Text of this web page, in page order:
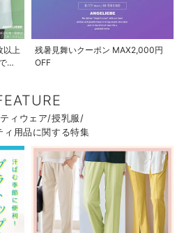
以上
残暑見舞いクーポン MAX2,000円
OFF
ィウェア/授乳服/
ィ用品に関する特集